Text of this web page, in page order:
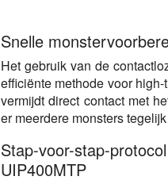
Snelle
Het gebruik van de
efficiënte methode voor
vermijdt direct contact met
er meerdere monsters
Stap-voor-stap-
UIP400MTP